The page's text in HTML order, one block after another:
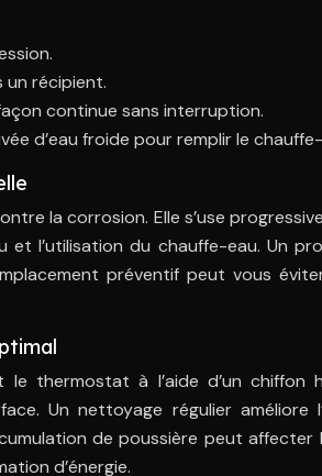
un récipient.
continue sans interruption.
d’eau froide pour remplir le
la corrosion. Elle s’use
l’utilisation du chauffe-eau. Un
préventif peut vous
thermostat à l’aide d’un chiffon
Un nettoyage régulier améliore
de poussière peut affecter
d’énergie.